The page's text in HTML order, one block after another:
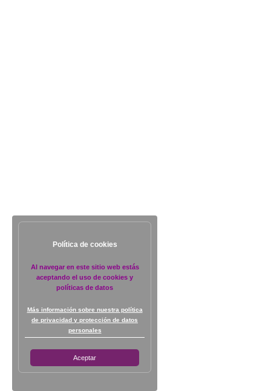
Política de cookies
Al navegar en este sitio web estás
aceptando el uso de cookies y
políticas de datos
Más información sobre nuestra política
de privacidad y protección de datos
personales
Aceptar